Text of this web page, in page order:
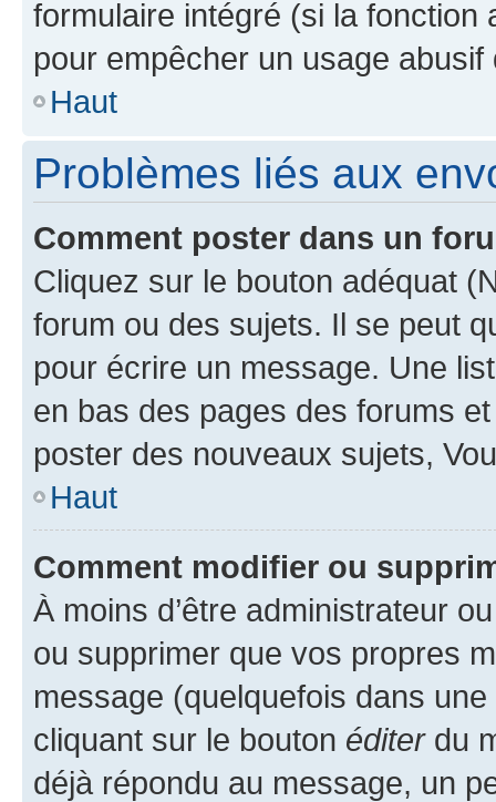
formulaire intégré (si la fonction
pour empêcher un usage
Haut
Problèmes liés aux
Comment poster dans un
Cliquez sur le bouton adéquat
forum ou des sujets. Il se peut
pour écrire un message. Une
en bas des pages des forums
poster des nouveaux sujets,
Haut
Comment modifier ou
À moins d’être administrateur
ou supprimer que vos propres
message (quelquefois dans
cliquant sur le bouton éditerdu
déjà répondu au message, un